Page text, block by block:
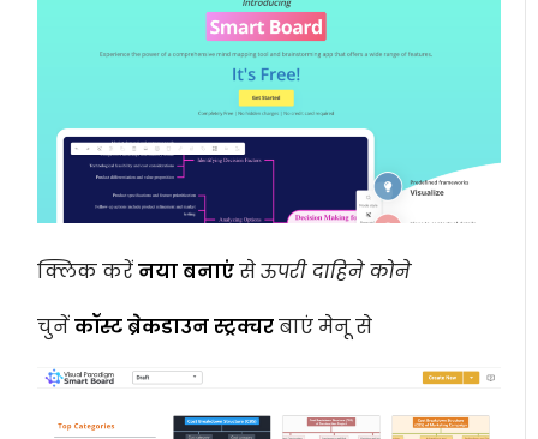
क्लिक करेंनया बनाएंसेऊपरी दाहिने कोने
चुनेंकॉस्ट ब्रेकडाउन स्ट्रक्चरबाएं मेनू से